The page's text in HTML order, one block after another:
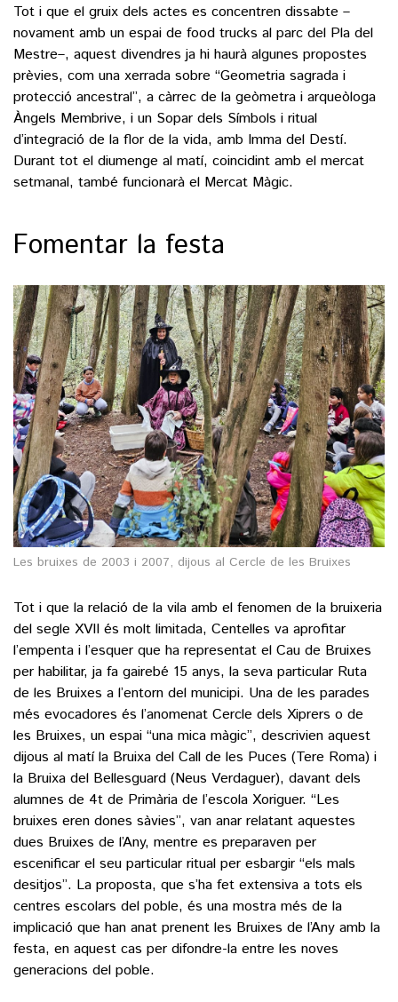
Tot i que el gruix dels actes es concentren dissabte –
novament amb un espai de food trucks al parc del Pla del
Mestre–, aquest divendres ja hi haurà algunes propostes
prèvies, com una xerrada sobre “Geometria sagrada i
protecció ancestral”, a càrrec de la geòmetra i arqueòloga
Àngels Membrive, i un Sopar dels Símbols i ritual
d’integració de la flor de la vida, amb Imma del Destí.
Durant tot el diumenge al matí, coincidint amb el mercat
setmanal, també funcionarà el Mercat Màgic.
Fomentar la festa
Les bruixes de 2003 i 2007, dijous al Cercle de les Bruixes
Tot i que la relació de la vila amb el fenomen de la bruixeria
del segle XVII és molt limitada, Centelles va aprofitar
l’empenta i l’esquer que ha representat el Cau de Bruixes
per habilitar, ja fa gairebé 15 anys, la seva particular Ruta
de les Bruixes a l’entorn del municipi. Una de les parades
més evocadores és l’anomenat Cercle dels Xiprers o de
les Bruixes, un espai “una mica màgic”, descrivien aquest
dijous al matí la Bruixa del Call de les Puces (Tere Roma) i
la Bruixa del Bellesguard (Neus Verdaguer), davant dels
alumnes de 4t de Primària de l’escola Xoriguer. “Les
bruixes eren dones sàvies”, van anar relatant aquestes
dues Bruixes de l’Any, mentre es preparaven per
escenificar el seu particular ritual per esbargir “els mals
desitjos”. La proposta, que s’ha fet extensiva a tots els
centres escolars del poble, és una mostra més de la
implicació que han anat prenent les Bruixes de l’Any amb la
festa, en aquest cas per difondre-la entre les noves
generacions del poble.